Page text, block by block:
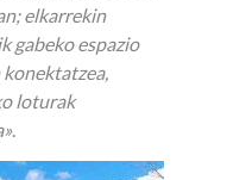
elkarrekin
gabeko espazio
loturak
.